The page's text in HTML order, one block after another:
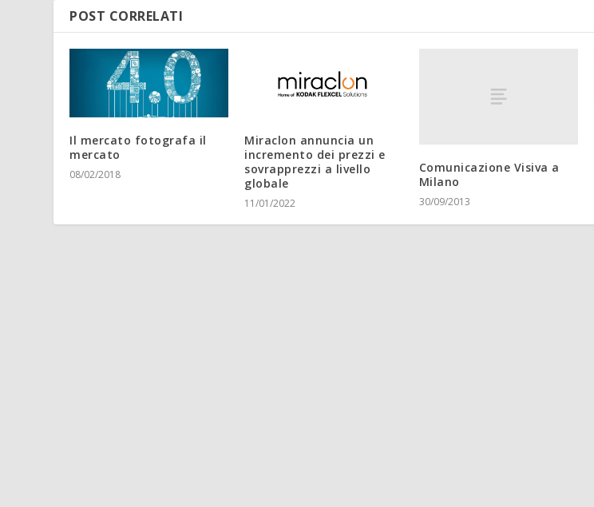
POST CORRELATI
Il mercato fotografa il
mercato
08/02/2018
Miraclon annuncia un
incremento dei prezzi e
sovrapprezzi a livello
globale
11/01/2022
Comunicazione Visiva a
Milano
30/09/2013